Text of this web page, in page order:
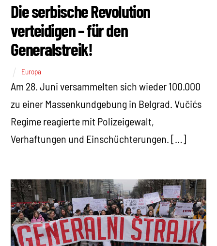
Die serbische Revolution
verteidigen – für den
Generalstreik!
Europa
Am 28. Juni versammelten sich wieder 100.000
zu einer Massenkundgebung in Belgrad. Vučićs
Regime reagierte mit Polizeigewalt,
Verhaftungen und Einschüchterungen. […]